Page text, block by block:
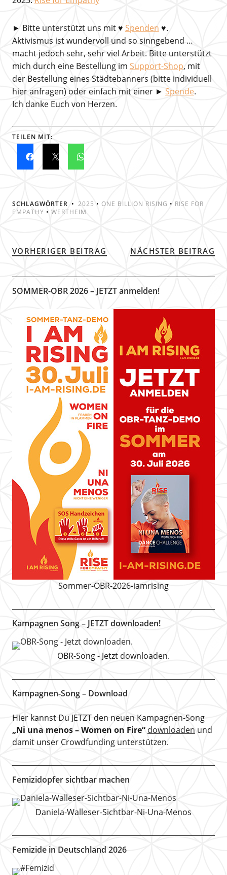
► Bitte unterstützt uns mit♥ Spenden ♥.
Aktivismus ist wundervoll und so sinngebend …
macht jedoch sehr, sehr viel Arbeit. Bitte unterstützt
mich durch eine Bestellung im Support-Shop, mit
der Bestellung eines Städtebanners (bitte individuell
hier anfragen) oder einfach mit einer ► Spende.
Ich danke Euch von Herzen.
TEILEN MIT:
SCHLAGWÖRTER 2025 • ONE BILLION RISING • RISE FOR
EMPATHY • WERTHEIM
VORHERIGER BEITRAG NÄCHSTER BEITRAG
SOMMER-OBR 2026 – JETZT anmelden!
Sommer-OBR-2026-iamrising
Kampagnen Song – JETZT downloaden!
OBR-Song - Jetzt downloaden.
Kampagnen-Song – Download
Hier kannst Du JETZT den neuen Kampagnen-Song
„Ni una menos – Women on Fire“ downloaden und
damit unser Crowdfunding unterstützen.
Femizidopfer sichtbar machen
Daniela-Walleser-Sichtbar-Ni-Una-Menos
Femizide in Deutschland 2026